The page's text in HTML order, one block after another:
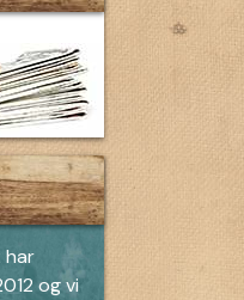
har
og vi